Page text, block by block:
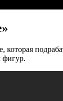
которая